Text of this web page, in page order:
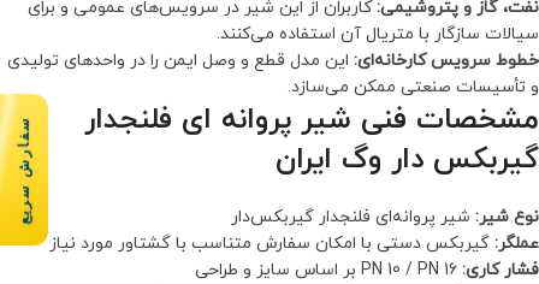
نفت، گاز و پتروشیمی: کاربران از این شیر در سرویس‌های عمومی و برای
سیالات سازگار با متریال آن استفاده می‌کنند.
خطوط سرویس کارخانه‌ای: این مدل قطع و وصل ایمن را در واحدهای تولیدی
و تأسیسات صنعتی ممکن می‌سازد.
مشخصات فنی شیر پروانه ای فلنجدار
گیربکس دار وگ ایران
نوع شیر: شیر پروانه‌ای فلنجدار گیربکس‌دار
عملگر: گیربکس دستی با امکان سفارش متناسب با گشتاور مورد نیاز
فشار کاری:
سفارش سریع